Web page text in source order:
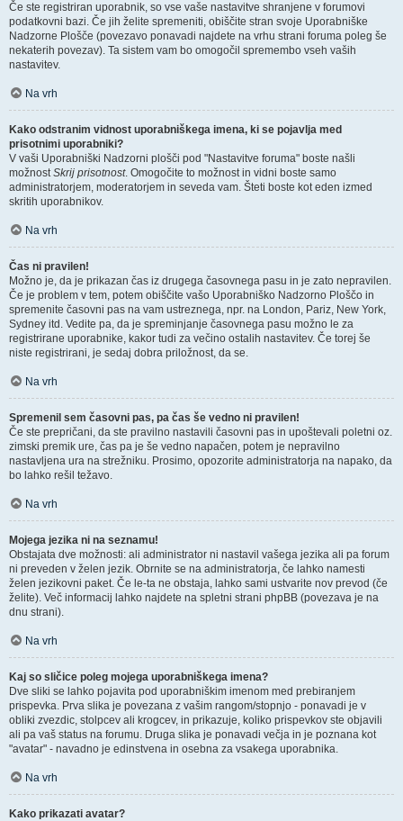
Če ste registriran uporabnik, so vse vaše nastavitve shranjene v forumovi
podatkovni bazi. Če jih želite spremeniti, obiščite stran svoje Uporabniške
Nadzorne Plošče (povezavo ponavadi najdete na vrhu strani foruma poleg še
nekaterih povezav). Ta sistem vam bo omogočil spremembo vseh vaših
nastavitev.
Na vrh
Kako odstranim vidnost uporabniškega imena, ki se pojavlja med
prisotnimi uporabniki?
V vaši Uporabniški Nadzorni plošči pod "Nastavitve foruma" boste našli
možnostSkrij prisotnost. Omogočite to možnost in vidni boste samo
administratorjem, moderatorjem in seveda vam. Šteti boste kot eden izmed
skritih uporabnikov.
Na vrh
Čas ni pravilen!
Možno je, da je prikazan čas iz drugega časovnega pasu in je zato nepravilen.
Če je problem v tem, potem obiščite vašo Uporabniško Nadzorno Ploščo in
spremenite časovni pas na vam ustreznega, npr. na London, Pariz, New York,
Sydney itd. Vedite pa, da je spreminjanje časovnega pasu možno le za
registrirane uporabnike, kakor tudi za večino ostalih nastavitev. Če torej še
niste registrirani, je sedaj dobra priložnost, da se.
Na vrh
Spremenil sem časovni pas, pa čas še vedno ni pravilen!
Če ste prepričani, da ste pravilno nastavili časovni pas in upoštevali poletni oz.
zimski premik ure, čas pa je še vedno napačen, potem je nepravilno
nastavljena ura na strežniku. Prosimo, opozorite administratorja na napako, da
bo lahko rešil težavo.
Na vrh
Mojega jezika ni na seznamu!
Obstajata dve možnosti: ali administrator ni nastavil vašega jezika ali pa forum
ni preveden v želen jezik. Obrnite se na administratorja, če lahko namesti
želen jezikovni paket. Če le-ta ne obstaja, lahko sami ustvarite nov prevod (če
želite). Več informacij lahko najdete na spletni strani phpBB (povezava je na
dnu strani).
Na vrh
Kaj so sličice poleg mojega uporabniškega imena?
Dve sliki se lahko pojavita pod uporabniškim imenom med prebiranjem
prispevka. Prva slika je povezana z vašim rangom/stopnjo - ponavadi je v
obliki zvezdic, stolpcev ali krogcev, in prikazuje, koliko prispevkov ste objavili
ali pa vaš status na forumu. Druga slika je ponavadi večja in je poznana kot
"avatar" - navadno je edinstvena in osebna za vsakega uporabnika.
Na vrh
Kako prikazati avatar?